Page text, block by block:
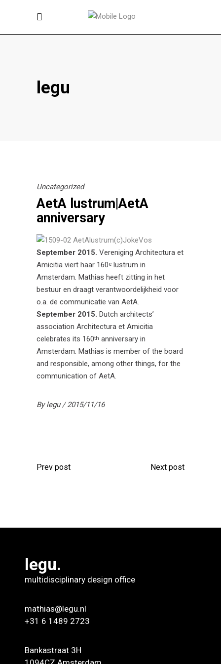
legu
Uncategorized
AetA lustrum|AetA
anniversary
September 2015. Vereniging Architectura et
Amicitia viert haar 160e lustrum in
Amsterdam. Mathias heeft zitting in het
bestuur en draagt verantwoordelijkheid voor
o.a. de communicatie van AetA.
September 2015. Dutch architects’
association Architectura et Amicitia
celebrates its 160th anniversary in
Amsterdam. Mathias is member of the board
and responsible, among other things, for the
communication of AetA.
Bylegu 2015/11/16
Prev post Next post
legu.
multidisciplinary design office
mathias@legu.nl
+31 6 1489 2723
Bankastraat 3H